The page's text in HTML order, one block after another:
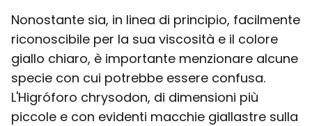
Nonostante sia, in linea di principio, facilmente
riconoscibile per la sua viscosità e il colore
giallo chiaro, è importante menzionare alcune
specie con cui potrebbe essere confusa.
L'Higróforo chrysodon, di dimensioni più
piccole e con evidenti macchie giallastre sulla